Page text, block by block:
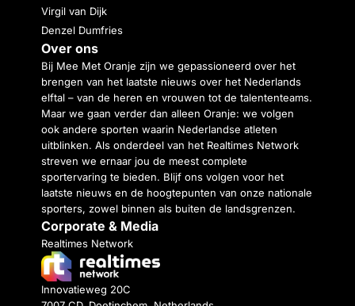
Virgil van Dijk
Denzel Dumfries
Over ons
Bij Mee Met Oranje zijn we gepassioneerd over het
brengen van het laatste nieuws over het Nederlands
elftal – van de heren en vrouwen tot de talententeams.
Maar we gaan verder dan alleen Oranje: we volgen
ook andere sporten waarin Nederlandse atleten
uitblinken. Als onderdeel van het Realtimes Network
streven we ernaar jou de meest complete
sportervaring te bieden. Blijf ons volgen voor het
laatste nieuws en de hoogtepunten van onze nationale
sporters, zowel binnen als buiten de landsgrenzen.
Corporate & Media
Realtimes Network
Innovatieweg 20C